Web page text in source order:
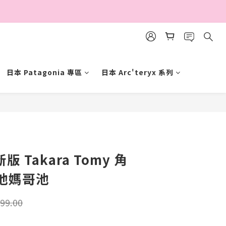
日本 Patagonia 專區 日本 Arc'teryx 系列
版 Takara Tomy 角
媽哥池